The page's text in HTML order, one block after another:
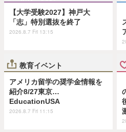
【大学受験2027】神戸大
「志」特別選抜を終了
2026.8.7 Fri 13:15
教育イベント
アメリカ留学の奨学金情報を
紹介8/27東京…
EducationUSA
2026.8.7 Fri 11:15